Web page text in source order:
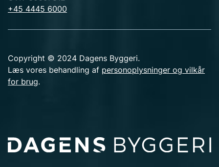
+45 4445 6000
Copyright © 2024 Dagens Byggeri.
Læs vores behandling af personoplysninger og vilkår
for brug.